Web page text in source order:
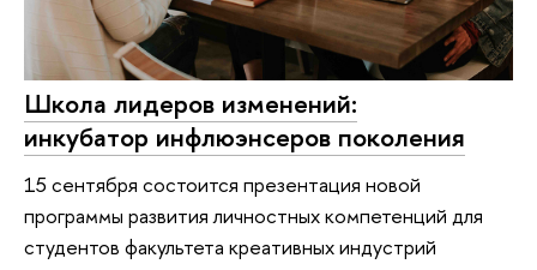
Школа лидеров изменений:
инкубатор инфлюэнсеров поколения
15 сентября состоится презентация новой
программы развития личностных компетенций для
студентов факультета креативных индустрий